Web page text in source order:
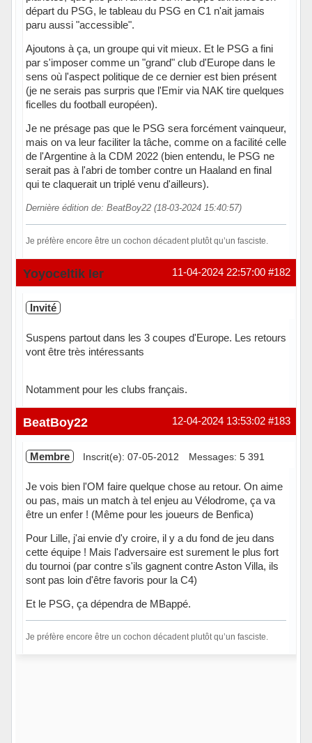
départ du PSG, le tableau du PSG en C1 n'ait jamais
paru aussi "accessible".
Ajoutons à ça, un groupe qui vit mieux. Et le PSG a fini
par s'imposer comme un "grand" club d'Europe dans le
sens où l'aspect politique de ce dernier est bien présent
(je ne serais pas surpris que l'Emir via NAK tire quelques
ficelles du football européen).
Je ne présage pas que le PSG sera forcément vainqueur,
mais on va leur faciliter la tâche, comme on a facilité celle
de l'Argentine à la CDM 2022 (bien entendu, le PSG ne
serait pas à l'abri de tomber contre un Haaland en final
qui te claquerait un triplé venu d'ailleurs).
Dernière édition de: BeatBoy22 (18-03-2024 15:40:57)
Je préfère encore être un cochon décadent plutôt qu’un fasciste.
Hors ligne #182
11-04-2024 22:57:00
Yoyoceltik Ier
Invité
Suspens partout dans les 3 coupes d'Europe. Les retours
vont être très intéressants
Notamment pour les clubs français.
#183
12-04-2024 13:53:02
BeatBoy22
Membre Inscrit(e): 07-05-2012 Messages: 5 391
Je vois bien l'OM faire quelque chose au retour. On aime
ou pas, mais un match à tel enjeu au Vélodrome, ça va
être un enfer ! (Même pour les joueurs de Benfica)
Pour Lille, j'ai envie d'y croire, il y a du fond de jeu dans
cette équipe ! Mais l'adversaire est surement le plus fort
du tournoi (par contre s'ils gagnent contre Aston Villa, ils
sont pas loin d'être favoris pour la C4)
Et le PSG, ça dépendra de MBappé.
Je préfère encore être un cochon décadent plutôt qu’un fasciste.